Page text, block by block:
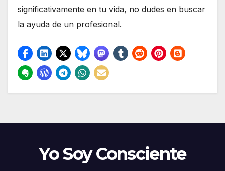
significativamente en tu vida, no dudes en buscar
la ayuda de un profesional.
Yo Soy Consciente